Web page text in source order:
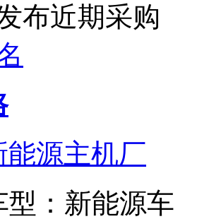
布近期采购
能源主机厂
： 新能源车